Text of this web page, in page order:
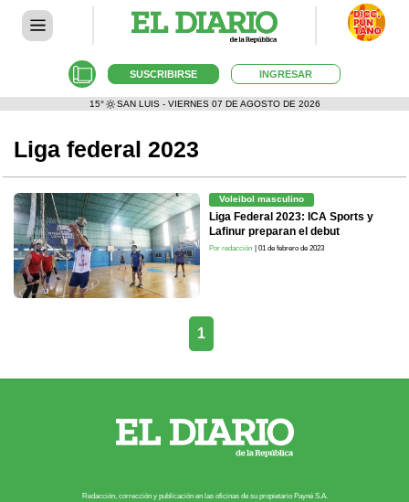
SUSCRIBIRSE INGRESAR
15° SAN LUIS - VIERNES 07 DE AGOSTO DE 2026
Liga federal 2023
Voleibol masculino
Liga Federal 2023: ICA Sports y
Lafinur preparan el debut
Por redacción | 01 de febrero de 2023
1
Redacción, corrección y publicación en las oficinas de su propietario Payn​é S.A.